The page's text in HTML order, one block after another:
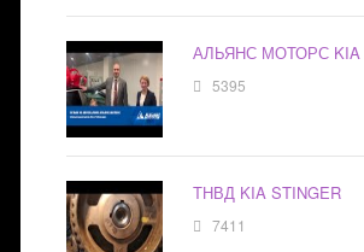
АЛЬЯНС МОТОРС KIA
5395
ТНВД KIA STINGER
7411